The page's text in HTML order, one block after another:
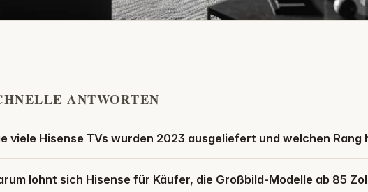
ANTWORTEN
viele Hisense TVs wurden 2023 ausgeliefert und welchen Rang
lohnt sich Hisense für Käufer, die Großbild-Modelle ab 85